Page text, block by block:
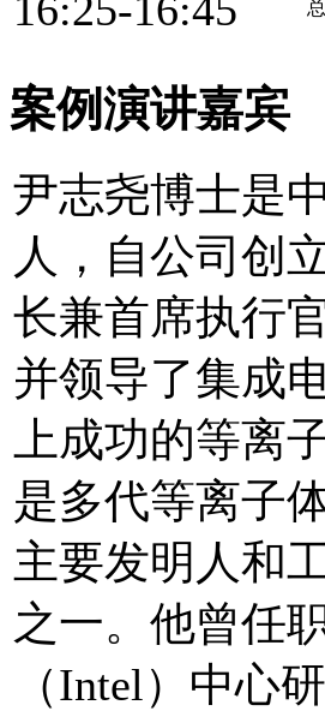
案例演讲嘉宾
尹志尧博士是
人，自公司创
长兼首席执行
并领导了集成
上成功的等离
是多代等离子
主要发明人和
之一。他曾任
（Intel）中心